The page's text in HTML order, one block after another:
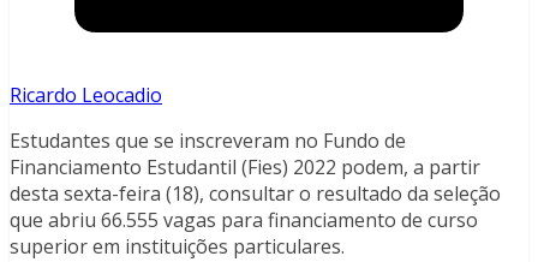
Ricardo Leocadio
Estudantes que se inscreveram no Fundo de
Financiamento Estudantil (Fies) 2022 podem, a partir
desta sexta-feira (18), consultar o resultado da seleção
que abriu 66.555 vagas para financiamento de curso
superior em instituições particulares.